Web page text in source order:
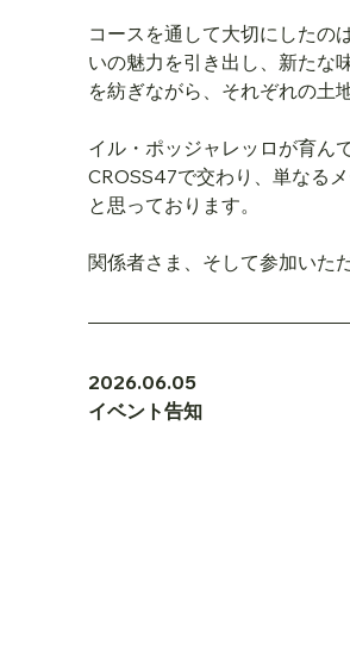
コースを通して大切にしたの
いの魅力を引き出し、新たな
を紡ぎながら、それぞれの土
イル・ポッジャレッロが育ん
CROSS47で交わり、単なる
と思っております。
関係者さま、そして参加いた
2026.06.05
イベント告知